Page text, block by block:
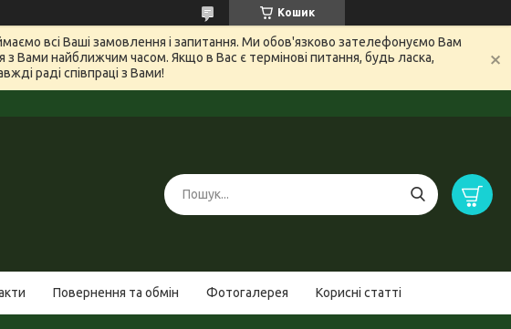
Кошик
всі Ваші замовлення і запитання. Ми обов'язково зателефонуємо Вам
найближчим часом. Якщо в Вас є термінові питання, будь ласка,
раді співпраці з Вами!
Повернення та обмін Фотогалерея Корисні статті